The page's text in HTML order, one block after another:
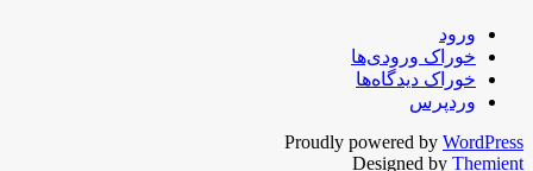
ورود
خوراک ورودی‌ها
خوراک دیدگاه‌ها
وردپرس
Proudly powered by WordPress
Designed by Themient